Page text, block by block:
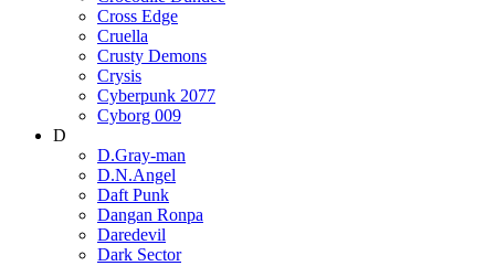
Cross Edge
Cruella
Crusty Demons
Crysis
Cyberpunk 2077
Cyborg 009
D
D.Gray-man
D.N.Angel
Daft Punk
Dangan Ronpa
Daredevil
Dark Sector